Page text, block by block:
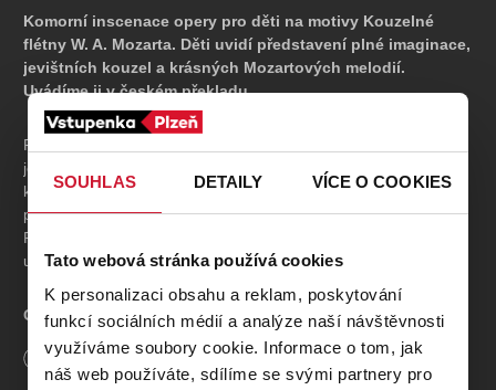
SOUHLAS DETAILY VÍCE O COOKIES
Tato webová stránka používá cookies
K personalizaci obsahu a reklam, poskytování
funkcí sociálních médií a analýze naší návštěvnosti
využíváme soubory cookie. Informace o tom, jak
náš web používáte, sdílíme se svými partnery pro
Komorní inscenace opery pro děti na motivy Kouzelné
flétny W. A. Mozarta. Děti uvidí představení plné imaginace,
jevištních kouzel a krásných Mozartových melodií.
Uvádíme ji v českém překladu.
Papageno v kouzelném lese je představením plným imaginace,
jevištních kouzel a krásných Mozartových melodií.
kouzelným lesem ptáčník Papageno. Společně s ním budou
putovat po stopách prince Tamina, aby vysvobodili princeznu
Paminu a také Papagenovi našli jemu podobnou družku. Operu
uvádíme v českém překladu.
Obnovená premiéra 22. listopadu 2025 na Malé scéně.
Tvůrci
Délka 45 minut